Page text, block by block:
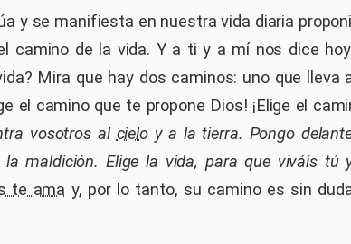
y se manifiesta en nuestra vida diaria
camino de la vida. Y a ti y a mí nos dice
Mira que hay dos caminos: uno que lleva
el camino que te propone Dios! ¡Elige el
vosotros al cieloy a la tierra. Pongo
la maldición. Elige la vida, para que viváis tú
te ama y, por lo tanto, su camino es sin